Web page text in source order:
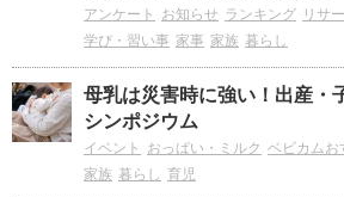
アンケート お知らせ ランキング リサ
学び・習い事 家事 家族 暮らし
母乳は災害時に強い！出産・
シンポジウム
イベント おっぱい・ミルク ベビカムお
家族 暮らし 育児